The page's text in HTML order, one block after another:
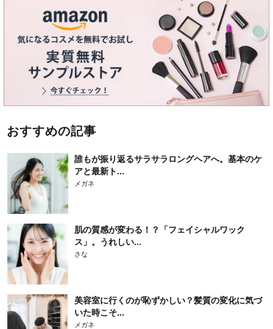
おすすめの記事
誰もが振り返るサラサラロングヘアへ。基本のケ
アと最新ト...
メガネ
肌の質感が変わる！？「フェイシャルワック
ス」。うれしい...
さな
美容室に行くのが恥ずかしい？髪質の変化に気づ
いた時こそ...
メガネ